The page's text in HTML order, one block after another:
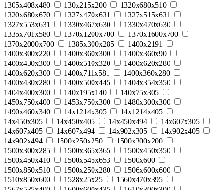
1305x408x480
130х215х200
1320x680x510
1320x680x670
1327x470x631
1327x515x631
1327x553x631
1330x467x630
1330x470x630
1335x701x580
1370x1200x700
1370x1600x700
1370x2000x700
1385x300x285
1400x2191
1400x300x220
1400x360x300
1400x360x90
1400x430x300
1400x510x320
1400x620x280
1400x620x300
1400x711x581
1400х360х280
1400х430х280
1400х500х445
1404x354x350
1404x400x300
140x195x140
140х75х305
1450x750x400
1453x750x300
1480x300x300
1490x460x340
14x1214x305
14x1214x405
14x450x305
14x450x405 14x450x494
14x607x305
14x607x405
14x607x494 14x902x305
14x902x405
14x902x494
1500x250x250
1500x300x200
1500x300x285
1500x365x365
1500x450x350
1500x450x410
1500x545x653
1500x600
1500x850x510
1500х250х280
1506х600х600
1510x850x600
1528x25x25
1560х470х395